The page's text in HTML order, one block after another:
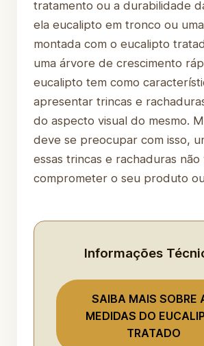
tratamento ou a durabilidade
ela eucalipto em tronco ou
montada com o eucalipto
uma árvore de crescimento
eucalipto tem como
apresentar trincas e
do aspecto visual do mesmo.
deve se preocupar com isso,
essas trincas e rachaduras não
comprometer o seu produto
Informações
SAIBA MAIS SOBRE
MEDIDAS DO
TRATADO